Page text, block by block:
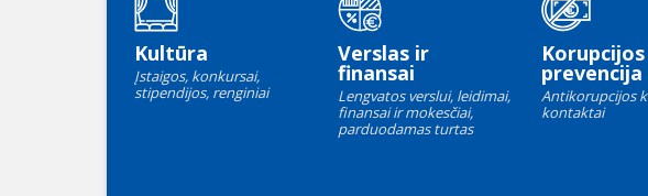
Kultūra
Įstaigos, konkursai,
stipendijos, renginiai
Verslas ir
finansai
Lengvatos verslui, leidimai,
finansai ir mokesčiai,
parduodamas turtas
Korupcijos
prevencija
Antikorupcijos
kontaktai